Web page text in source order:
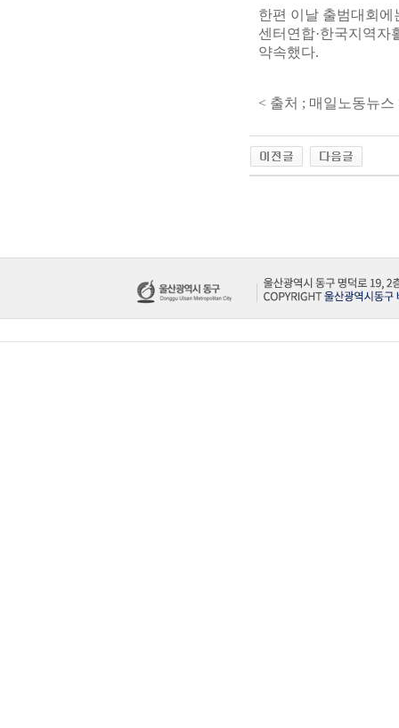
한편 이날 출범대회에
센터연합·한국지역자
약속했다.
< 출처 ; 매일노동뉴스